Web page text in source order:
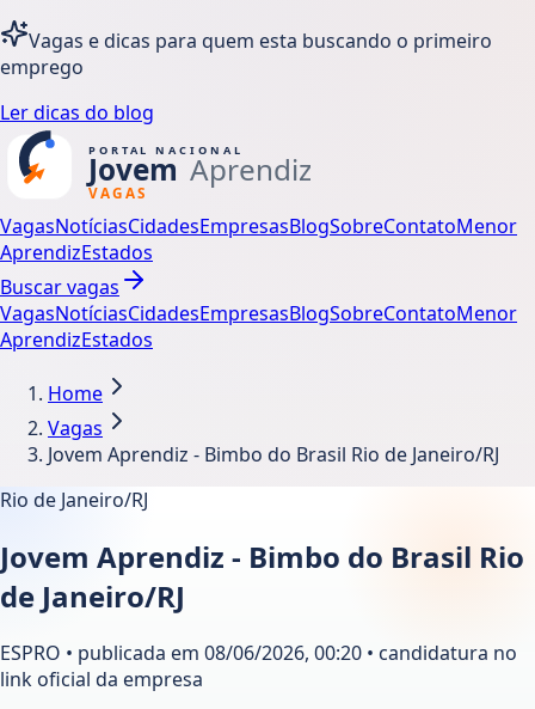
Vagas e dicas para quem esta buscando o primeiro
emprego
Ler dicas do blog
VagasNotíciasCidadesEmpresasBlogSobreContatoMenor
AprendizEstados
Buscar vagas
VagasNotíciasCidadesEmpresasBlogSobreContatoMenor
AprendizEstados
Home
Vagas
Jovem Aprendiz - Bimbo do Brasil Rio de Janeiro/RJ
Rio de Janeiro/RJ
Jovem Aprendiz - Bimbo do Brasil Rio
de Janeiro/RJ
ESPRO • publicada em 08/06/2026, 00:20 • candidatura no
link oficial da empresa